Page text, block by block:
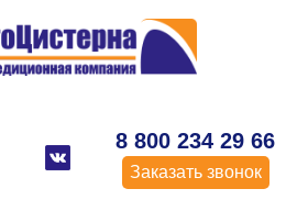
8 800 234 29 66
Заказать звонок